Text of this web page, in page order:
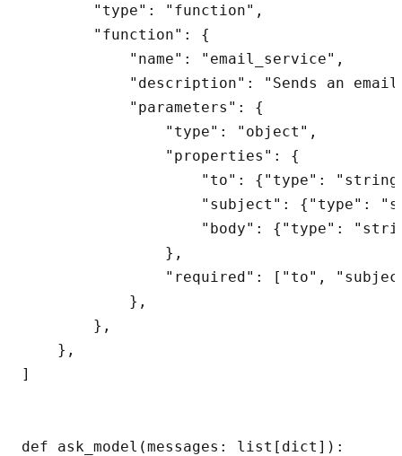
        "type": "function",
        "function": {
            "name": "email_service",
"description": "Sends an
            "parameters": {
                "type": "object",
                "properties": {
"to": {"type":
"subject": {"type":
"body": {"type":
                },
"required": ["to",
            },
        },
    },
]
def ask_model(messages: list[dict]):